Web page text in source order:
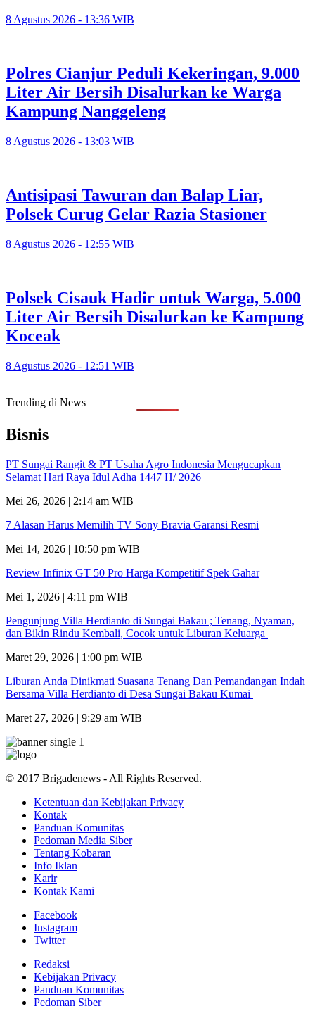
8 Agustus 2026 - 13:36 WIB
Polres Cianjur Peduli Kekeringan, 9.000
Liter Air Bersih Disalurkan ke Warga
Kampung Nanggeleng
8 Agustus 2026 - 13:03 WIB
Antisipasi Tawuran dan Balap Liar,
Polsek Curug Gelar Razia Stasioner
8 Agustus 2026 - 12:55 WIB
Polsek Cisauk Hadir untuk Warga, 5.000
Liter Air Bersih Disalurkan ke Kampung
Koceak
8 Agustus 2026 - 12:51 WIB
Trending di News
Bisnis
PT Sungai Rangit & PT Usaha Agro Indonesia Mengucapkan
Selamat Hari Raya Idul Adha 1447 H/ 2026
Mei 26, 2026 | 2:14 am WIB
7 Alasan Harus Memilih TV Sony Bravia Garansi Resmi
Mei 14, 2026 | 10:50 pm WIB
Review Infinix GT 50 Pro Harga Kompetitif Spek Gahar
Mei 1, 2026 | 4:11 pm WIB
Pengunjung Villa Herdianto di Sungai Bakau ; Tenang, Nyaman,
dan Bikin Rindu Kembali, Cocok untuk Liburan Keluarga
Maret 29, 2026 | 1:00 pm WIB
Liburan Anda Dinikmati Suasana Tenang Dan Pemandangan Indah
Bersama Villa Herdianto di Desa Sungai Bakau Kumai
Maret 27, 2026 | 9:29 am WIB
© 2017 Brigadenews - All Rights Reserved.
Ketentuan dan Kebijakan Privacy
Kontak
Panduan Komunitas
Pedoman Media Siber
Tentang Kobaran
Info Iklan
Karir
Kontak Kami
Facebook
Instagram
Twitter
Redaksi
Kebijakan Privacy
Panduan Komunitas
Pedoman Siber